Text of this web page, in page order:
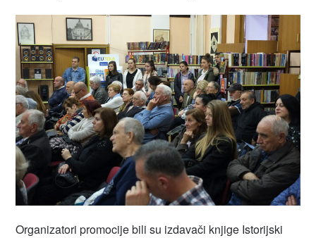
Organizatori promocije bili su izdavači knjige Istorijski